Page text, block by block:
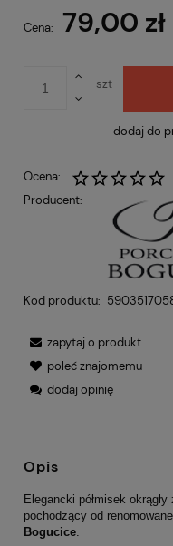
Cena: 79,00 zł
szt
dodaj do
Ocena:
Producent:
Kod produktu:
zapytaj o produkt
poleć znajomemu
dodaj opinię
Opis
Elegancki półmisek
pochodzący od
Bogucice.